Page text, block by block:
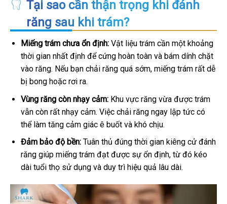
Tại sao cần thận trọng khi đánh
răng sau khi trám?
Miếng trám chưa ổn định:Vật liệu trám cần một khoảng
thời gian nhất định để cứng hoàn toàn và bám dính chặt
vào răng. Nếu bạn chải răng quá sớm, miếng trám rất dễ
bị bong hoặc rơi ra.
Vùng răng còn nhạy cảm:Khu vực răng vừa được trám
vẫn còn rất nhạy cảm. Việc chải răng ngay lập tức có
thể làm tăng cảm giác ê buốt và khó chịu.
Đảm bảo độ bền:Tuân thủ đúng thời gian kiêng cử đánh
răng giúp miếng trám đạt được sự ổn định, từ đó kéo
dài tuổi thọ sử dụng và duy trì hiệu quả lâu dài.